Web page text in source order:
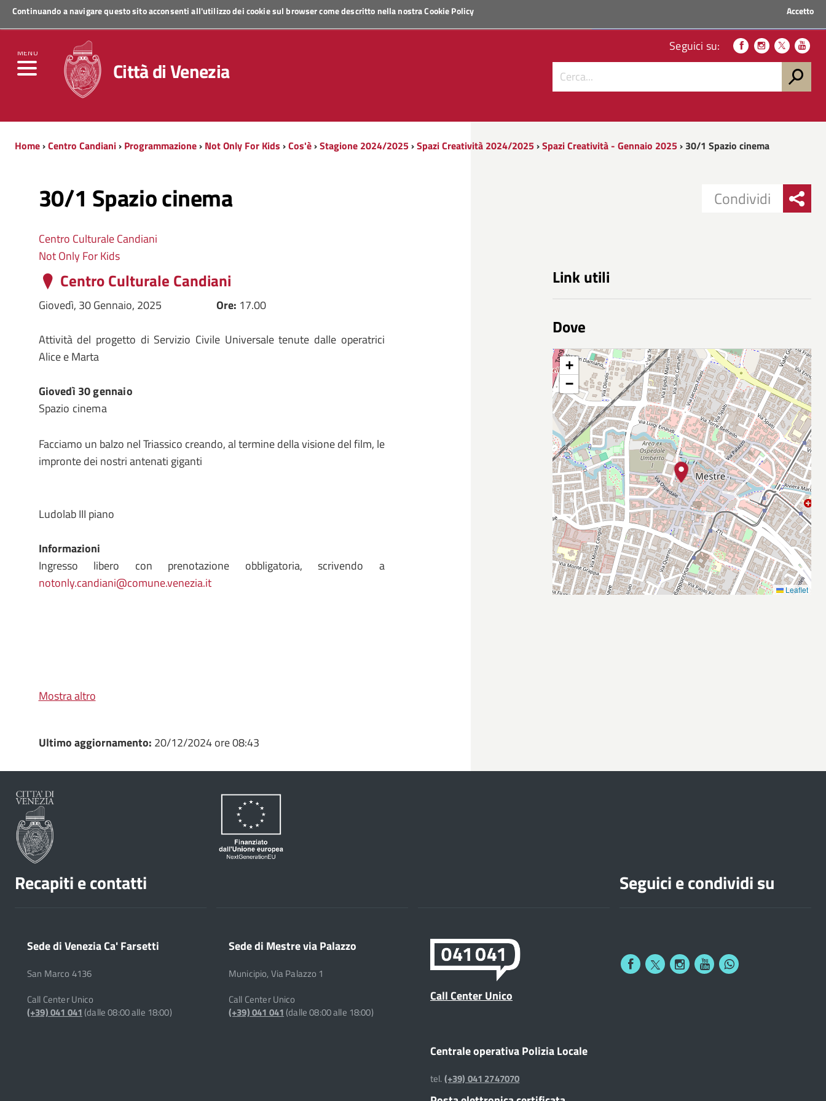
Continuando a navigare questo sito acconsenti all'utilizzo dei cookie sul browser come descritto nella nostraCookie Policy Accetto
MENU
Regione Veneto
Città di Venezia
Seguici su:
Home›Centro Candiani› Programmazione› Not Only For Kids ›Cos'è›Stagione 2024/2025›Spazi Creatività 2024/2025›Spazi Creatività - Gennaio 2025› 30/1 Spazio cinema
30/1 Spazio cinema
Centro Culturale Candiani
Not Only For Kids
Centro Culturale Candiani
Giovedì, 30 Gennaio, 2025 Ore: 17.00
Attività del progetto di Servizio Civile Universale tenute dalle operatrici
Alice e Marta
Giovedì 30 gennaio
Spazio cinema
Facciamo un balzo nel Triassico creando, al termine della visione del film, le
impronte dei nostri antenati giganti
Ludolab III piano
Informazioni
Ingresso libero con prenotazione obbligatoria, scrivendo a
notonly.candiani@comune.venezia.it
Mostra altro
Condividi
Link utili
Dove
+
−
Leaflet
Ultimo aggiornamento: 20/12/2024 ore 08:43
Recapiti e contatti
Sede di Venezia Ca' Farsetti
San Marco 4136
Call Center Unico
(+39) 041 041(dalle 08:00 alle 18:00)
Sede di Mestre via Palazzo
Municipio, Via Palazzo 1
Call Center Unico
(+39) 041 041(dalle 08:00 alle 18:00)
Call Center Unico
Centrale operativa Polizia Locale
tel.(+39) 041 2747070
Seguici e condividi su